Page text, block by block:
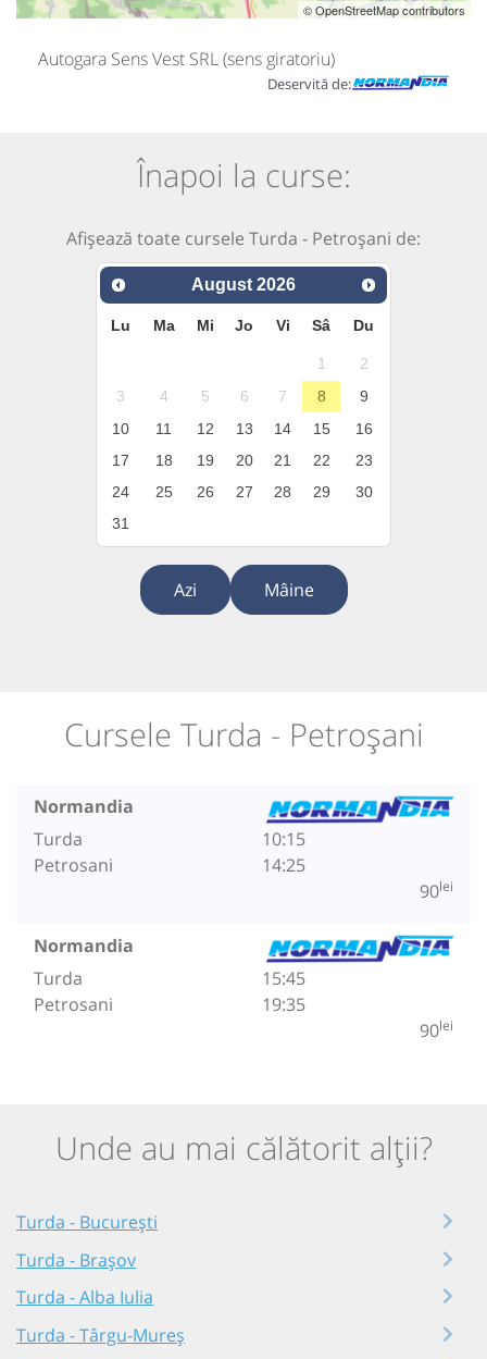
© OpenStreetMap contributors
Autogara Sens Vest SRL (sens giratoriu)
Deservită de:
Înapoi la curse:
Afișează toate cursele Turda - Petroșani de:
August 2026
Lu Ma Mi Jo Vi Sâ Du
1
2
3
4 5 6 7 8
9
10
11 12 13 14 15
16
17
18 19 20 21 22
23
24
25 26 27 28 29
30
31
Azi Mâine
Cursele Turda - Petroșani
Normandia
Turda
Petrosani
10:15
14:25
90lei
Normandia
Turda
Petrosani
15:45
19:35
90lei
Unde au mai călătorit alții?
Turda - București
Turda - Brașov
Turda - Alba Iulia
Turda - Târgu-Mureș